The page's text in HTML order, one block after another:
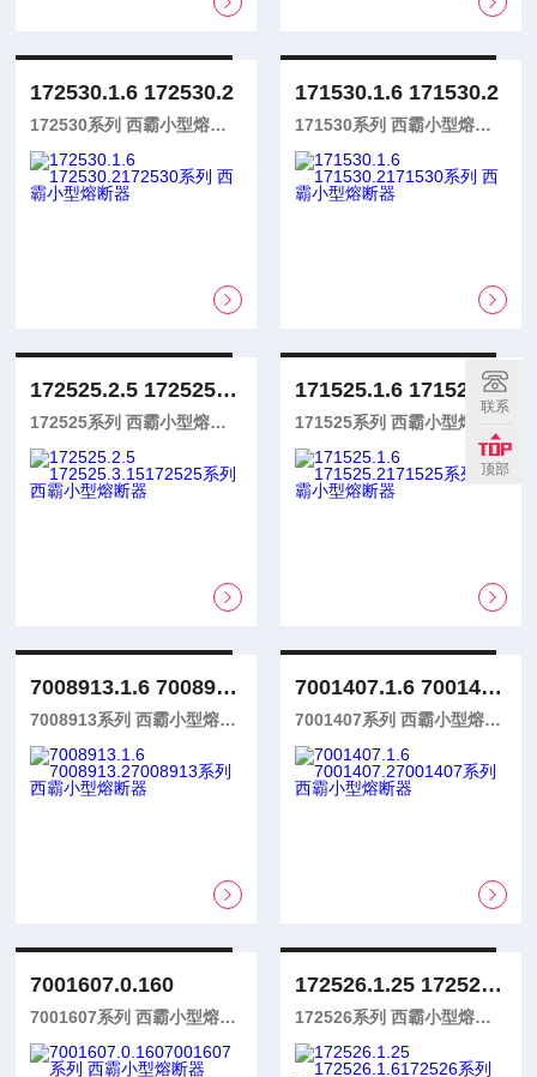
172530.1.6 172530.2
172530系列 西霸小型熔断器
171530.1.6 171530.2
171530系列 西霸小型熔断器
172525.2.5 172525.3.15
172525系列 西霸小型熔断器
171525.1.6 171525.2
7008913.1.6 7008913.2
7008913系列 西霸小型熔断器
7001407.1.6 7001407.2
7001407系列 西霸小型熔断器
7001607.0.160
7001607系列 西霸小型熔断器
172526.1.25 172526.1.6
172526系列 西霸小型熔断器
联系
顶部